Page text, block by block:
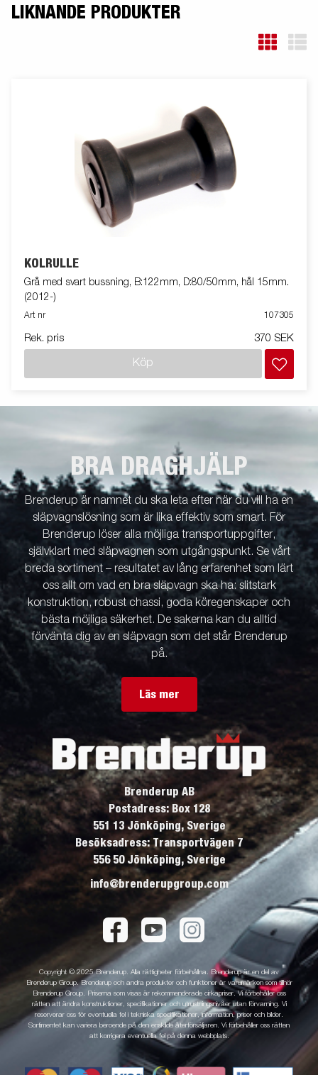
LIKNANDE PRODUKTER
KÖLRULLE
Grå med svart bussning, B:122mm, D:80/50mm, hål 15mm.
(2012-)
Art nr 107305
Rek. pris 370 SEK
Köp
BRA DRAGHJÄLP
Brenderup är namnet du ska leta efter när du vill ha en
släpvagnslösning som är lika effektiv som smart. För
Brenderup löser alla möjliga transportuppgifter,
självklart med släpvagnen som utgångspunkt. Se vårt
breda sortiment – resultatet av lång erfarenhet som lärt
oss allt om vad en bra släpvagn ska ha: slitstark
konstruktion, robust chassi, goda köregenskaper och
bästa möjliga säkerhet. De sakerna kan du alltid
förvänta dig av en släpvagn som det står Brenderup
på.
Läs mer
Brenderup AB
Postadress: Box 128
551 13 Jönköping, Sverige
Besöksadress: Transportvägen 7
556 50 Jönköping, Sverige
info@brenderupgroup.com
Copyright © 2025 Brenderup. Alla rättigheter förbehållna. Brenderup är en del av
Brenderup Group. Brenderup och andra produkter och funktioner är varumärken som tillhör
Brenderup Group. Priserna som visas är rekommenderade cirkapriser. Vi förbehåller oss
rätten att ändra konstruktioner, specifikationer och utrustningsnivåer utan förvarning. Vi
reserverar oss för eventuella fel i tekniska specifikationer, information, priser och bilder.
Sortimentet kan variera beroende på den enskilde återförsäljaren. Vi förbehåller oss rätten
att korrigera eventuella fel på denna webbplats.